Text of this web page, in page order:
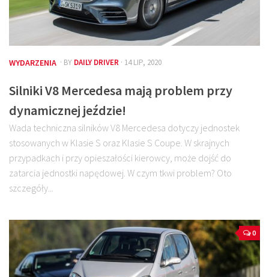
WYDARZENIA · BY DAILY DRIVER · 14 LIP, 2020
Silniki V8 Mercedesa mają problem przy
dynamicznej jeździe!
Wada techniczna silników V8 Mercedesa dotyczy jednostek
stosowanych w Klasie S oraz Klasie S Coupe. W skrajnych
przypadkach i przy opieszałości kierowcy, może dojść do
zatarcia jednostki napędowej. W czym tkwi problem? Oto
szczegóły...
0